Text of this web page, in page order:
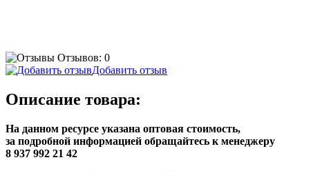
Отзывов: 0
Добавить отзыв
Описание товара:
На данном ресурсе указана оптовая стоимость,
за подробной информацией обращайтесь к менеджеру
8 937 992 21 42